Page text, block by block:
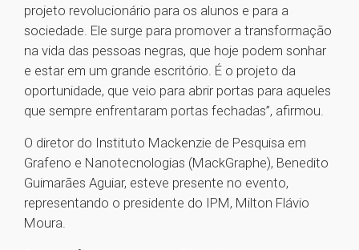
projeto revolucionário para os alunos e para a
sociedade. Ele surge para promover a transformação
na vida das pessoas negras, que hoje podem sonhar
e estar em um grande escritório. É o projeto da
oportunidade, que veio para abrir portas para aqueles
que sempre enfrentaram portas fechadas”, afirmou.
O diretor do Instituto Mackenzie de Pesquisa em
Grafeno e Nanotecnologias (MackGraphe), Benedito
Guimarães Aguiar, esteve presente no evento,
representando o presidente do IPM, Milton Flávio
Moura.